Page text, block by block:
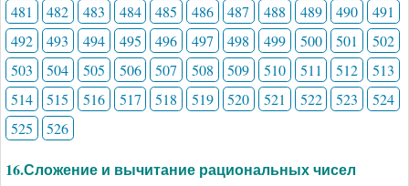
481 482 483 484 485 486 487 488 489 490
491
492
493 494 495 496 497 498 499 500 501
502
503
504 505 506 507 508 509 510 511 512
513
514
515 516 517 518 519 520 521 522 523
524
525
526
16.Сложение и вычитание рациональных чисел